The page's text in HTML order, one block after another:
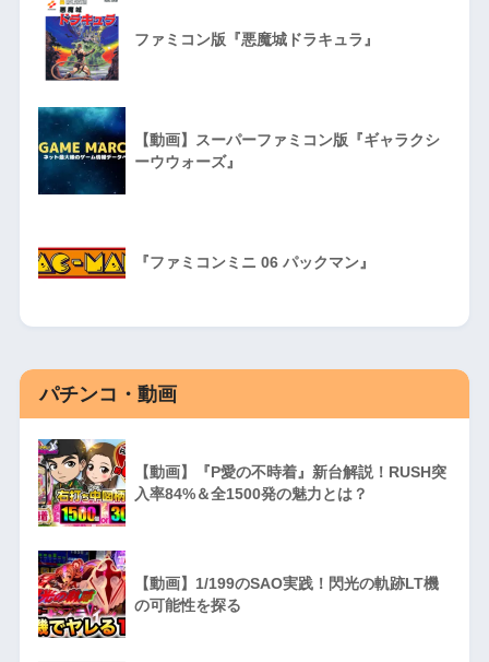
ファミコン版『悪魔城ドラキュラ』
【動画】スーパーファミコン版『ギャラクシ
ーウウォーズ』
『ファミコンミニ 06 パックマン』
パチンコ・動画
【動画】『P愛の不時着』新台解説！RUSH突
入率84%＆全1500発の魅力とは？
【動画】1/199のSAO実践！閃光の軌跡LT機
の可能性を探る